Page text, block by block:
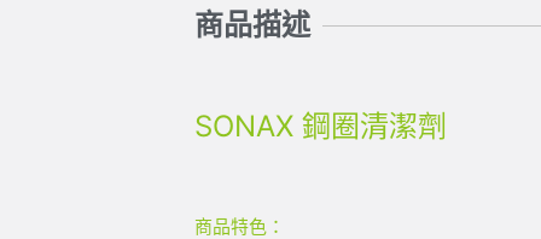
商品描述
SONAX 鋼圈清潔劑
商品特色：